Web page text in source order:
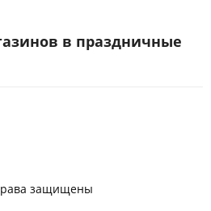
в праздничные
защищены